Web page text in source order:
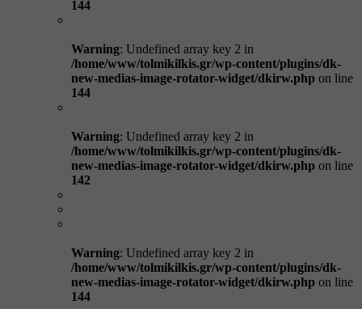
144
Warning: Undefined array key 2 in
/home/www/tolmikilkis.gr/wp-content/plugins/dk-
new-medias-image-rotator-widget/dkirw.php on line
144
Warning: Undefined array key 2 in
/home/www/tolmikilkis.gr/wp-content/plugins/dk-
new-medias-image-rotator-widget/dkirw.php on line
142
Warning: Undefined array key 2 in
/home/www/tolmikilkis.gr/wp-content/plugins/dk-
new-medias-image-rotator-widget/dkirw.php on line
144